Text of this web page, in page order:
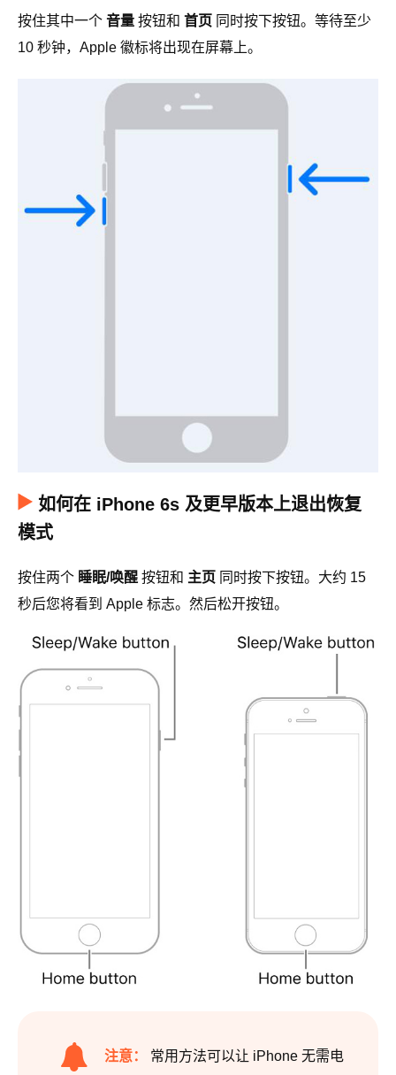
按住其中一个 音量 按钮和 首页 同时按下按钮。等待至少
10 秒钟，Apple 徽标将出现在屏幕上。
如何在 iPhone 6s 及更早版本上退出恢复
模式
按住两个 睡眠/唤醒 按钮和 主页 同时按下按钮。大约 15
秒后您将看到 Apple 标志。然后松开按钮。
注意： 常用方法可以让 iPhone 无需电